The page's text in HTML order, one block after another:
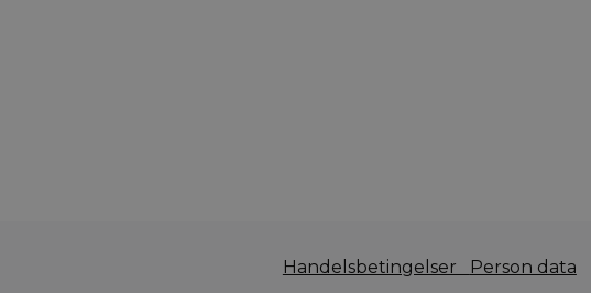
Handelsbetingelser Person data